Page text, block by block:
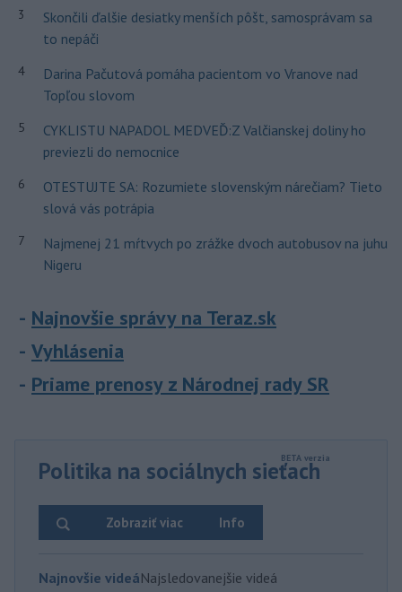
3
Skončili ďalšie desiatky menších pôšt, samosprávam sa
to nepáči
4
Darina Pačutová pomáha pacientom vo Vranove nad
Topľou slovom
5
CYKLISTU NAPADOL MEDVEĎ:Z Valčianskej doliny ho
previezli do nemocnice
6
OTESTUJTE SA: Rozumiete slovenským nárečiam? Tieto
slová vás potrápia
7
Najmenej 21 mŕtvych po zrážke dvoch autobusov na juhu
Nigeru
Najnovšie správy na Teraz.sk
Vyhlásenia
Priame prenosy z Národnej rady SR
Politika na sociálnych sieťach
Info
Zobraziť viac
Najnovšie videáNajsledovanejšie videá